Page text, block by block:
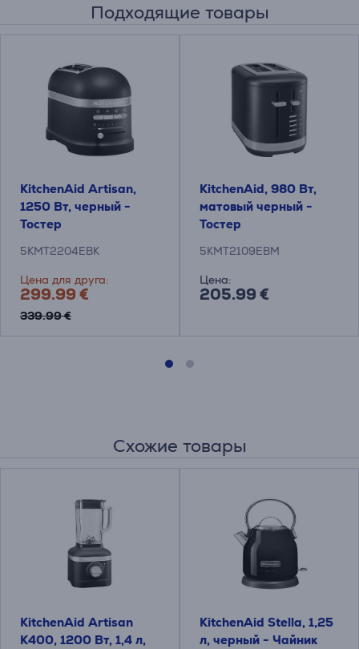
Подходящие товары
KitchenAid Artisan,
1250 Вт, черный -
Тостер
5KMT2204EBK
Цена для друга:
299.99 €
339.99 €
KitchenAid, 980 Вт,
матовый черный -
Тостер
5KMT2109EBM
Цена:
205.99 €
Схожие товары
KitchenAid Artisan
K400, 1200 Вт, 1,4 л,
KitchenAid Stella, 1,25
л, черный - Чайник